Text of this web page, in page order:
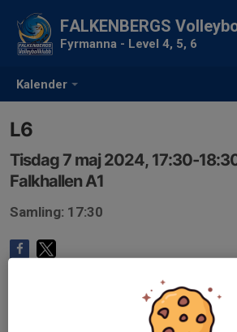
Kalender
FALKENBERGS
Fyrmanna - Level 4, 5, 6
L6
Tisdag 7 maj 2024, 17:30-
Falkhallen A1
Samling: 17:30